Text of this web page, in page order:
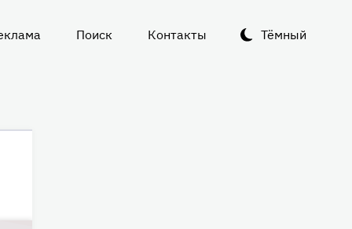
Тёмный
Поиск Контакты